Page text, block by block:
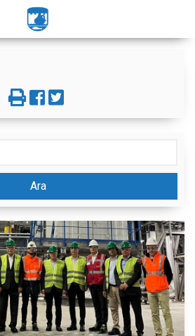
Ara